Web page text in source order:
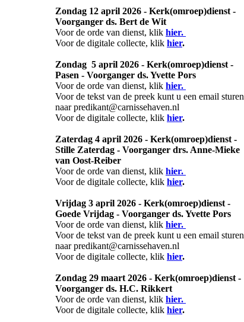
Zondag 12 april 2026 - Kerk(omroep)dienst -
Voorganger ds. Bert de Wit
Voor de orde van dienst, klik hier.
Voor de digitale collecte, klik hier.
Zondag 5 april 2026 - Kerk(omroep)dienst -
Pasen - Voorganger ds. Yvette Pors
Voor de orde van dienst, klik hier.
Voor de tekst van de preek kunt u een email sturen
naar predikant@carnissehaven.nl
Voor de digitale collecte, klik hier.
Zaterdag 4 april 2026 - Kerk(omroep)dienst -
Stille Zaterdag - Voorganger drs. Anne-Mieke
van Oost-Reiber
Voor de orde van dienst, klik hier.
Voor de digitale collecte, klik hier.
Vrijdag 3 april 2026 - Kerk(omroep)dienst -
Goede Vrijdag - Voorganger ds. Yvette Pors
Voor de orde van dienst, klik hier.
Voor de tekst van de preek kunt u een email sturen
naar predikant@carnissehaven.nl
Voor de digitale collecte, klik hier.
Zondag 29 maart 2026 - Kerk(omroep)dienst -
Voorganger ds. H.C. Rikkert
Voor de orde van dienst, klik hier.
Voor de digitale collecte, klik hier.